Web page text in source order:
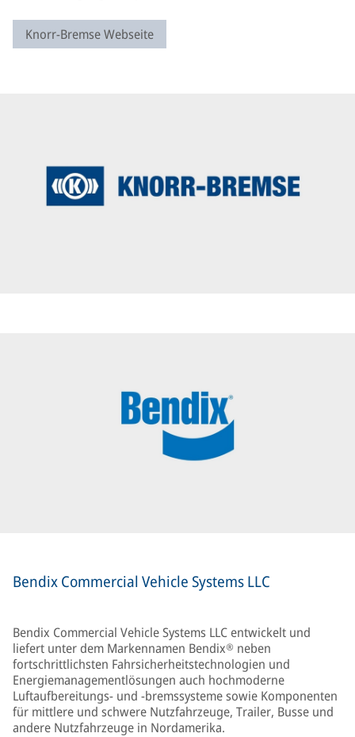
Knorr-Bremse Webseite
Bendix Commercial Vehicle Systems LLC
Bendix Commercial Vehicle Systems LLC entwickelt und
liefert unter dem Markennamen Bendix® neben
fortschrittlichsten Fahrsicherheitstechnologien und
Energiemanagementlösungen auch hochmoderne
Luftaufbereitungs- und -bremssysteme sowie Komponenten
für mittlere und schwere Nutzfahrzeuge, Trailer, Busse und
andere Nutzfahrzeuge in Nordamerika.